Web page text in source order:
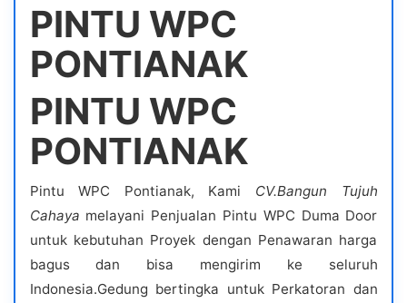
PINTU WPC
PONTIANAK
PINTU WPC
PONTIANAK
Pintu WPC Pontianak, Kami CV.Bangun Tujuh
Cahaya melayani Penjualan Pintu WPC Duma Door
untuk kebutuhan Proyek dengan Penawaran harga
bagus dan bisa mengirim ke seluruh
Indonesia.Gedung bertingka untuk Perkatoran dan